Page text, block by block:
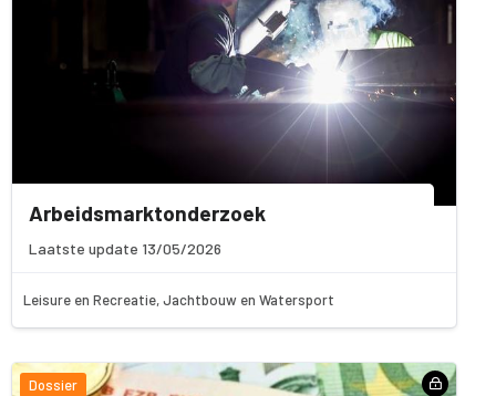
Arbeidsmarktonderzoek
Laatste update 13/05/2026
Leisure en Recreatie, Jachtbouw en Watersport
Dossier